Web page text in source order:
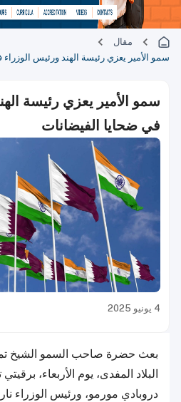
مقال
سمو الأمير يعزي رئيسة الهند ورئيس
سمو الأمير يعزي رئيسة
في ضحايا الفيضانات
4 يونيو 2025
بعث حضرة صاحب السمو الشيخ
البلاد المفدى، يوم الأربعاء،
دروبادي مورمو، ورئيس الوزراء